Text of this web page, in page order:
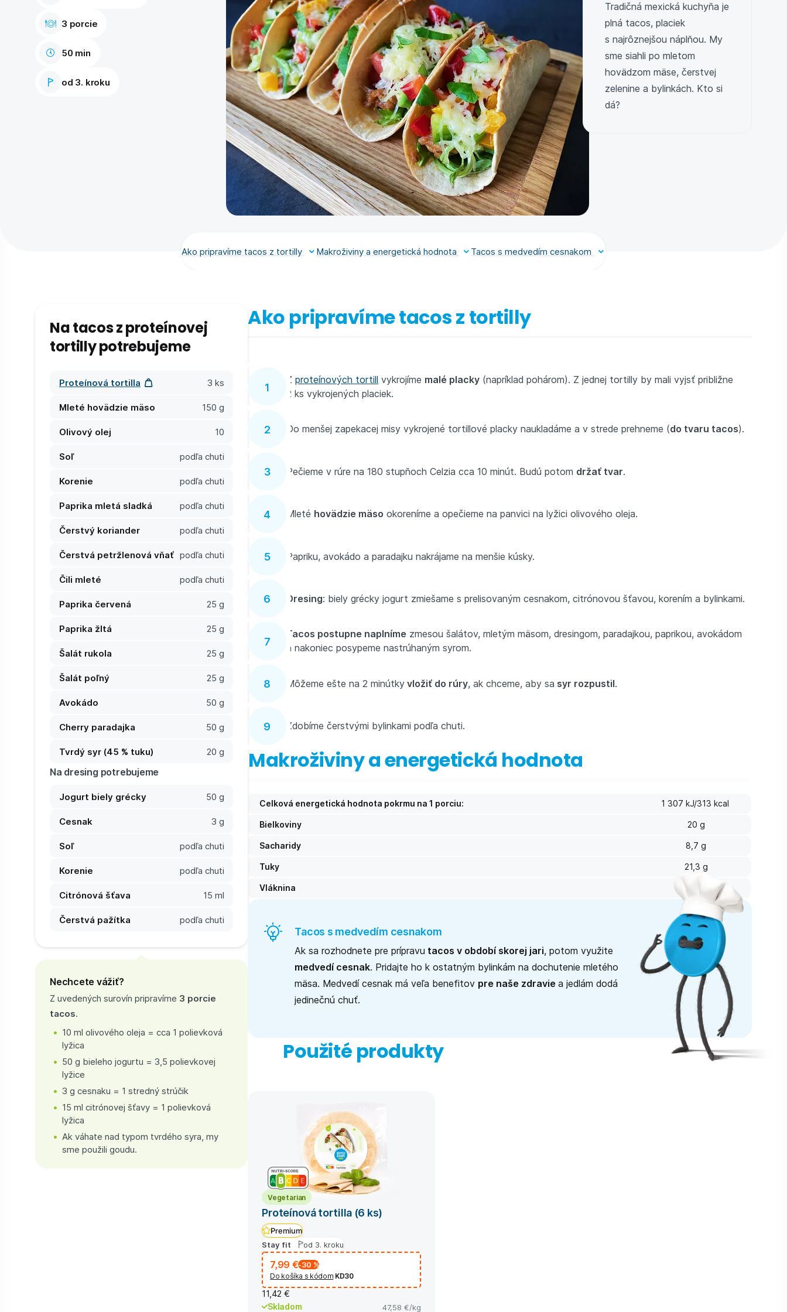
3 porcie
50 min
od 3. kroku
Tradičná mexická kuchyňa je
plná tacos, placiek
s najrôznejšou náplňou. My
sme siahli po mletom
hovädzom mäse, čerstvej
zelenine a bylinkách. Kto si
dá?
Ako pripravíme tacos z tortilly Makroživiny a energetická hodnota Tacos s medvedím cesnakom
Na tacos z proteínovej
tortilly potrebujeme
Proteínová tortilla 3 ks
Mleté hovädzie mäso 150 g
Olivový olej 10
Soľ podľa chuti
Korenie podľa chuti
Paprika mletá sladká podľa chuti
Čerstvý koriander podľa chuti
Čerstvá petržlenová vňať podľa chuti
Čili mleté podľa chuti
Paprika červená 25 g
Paprika žltá 25 g
Šalát rukola 25 g
Šalát poľný 25 g
Avokádo 50 g
Cherry paradajka 50 g
Tvrdý syr (45 % tuku) 20 g
Na dresing potrebujeme
Jogurt biely grécky 50 g
Cesnak 3 g
Soľ podľa chuti
Korenie podľa chuti
Citrónová šťava 15 ml
Čerstvá pažítka podľa chuti
Nechcete vážiť?
Z uvedených surovín pripravíme 3 porcie
tacos.
10 ml olivového oleja = cca 1 polievková
lyžica
50 g bieleho jogurtu = 3,5 polievkovej
lyžice
3 g cesnaku = 1 stredný strúčik
15 ml citrónovej šťavy = 1 polievková
lyžica
Ak váhate nad typom tvrdého syra, my
sme použili goudu.
Ako pripravíme tacos z tortilly
Zproteínových tortill vykrojíme malé placky (napríklad pohárom). Z jednej tortilly by mali vyjsť približne
2 ks vykrojených placiek.
Do menšej zapekacej misy vykrojené tortillové placky naukladáme a v strede prehneme (do tvaru tacos).
Pečieme v rúre na 180 stupňoch Celzia cca 10 minút. Budú potom držať tvar.
Mleté hovädzie mäso okoreníme a opečieme na panvici na lyžici olivového oleja.
Papriku, avokádo a paradajku nakrájame na menšie kúsky.
Dresing: biely grécky jogurt zmiešame s prelisovaným cesnakom, citrónovou šťavou, korením a bylinkami.
Tacos postupne naplníme zmesou šalátov, mletým mäsom, dresingom, paradajkou, paprikou, avokádom
a nakoniec posypeme nastrúhaným syrom.
Môžeme ešte na 2 minútkyvložiť do rúry, ak chceme, aby sa syr rozpustil.
Zdobíme čerstvými bylinkami podľa chuti.
Makroživiny a energetická hodnota
Celková energetická hodnota pokrmu na 1 porciu:
1 307 kJ/313 kcal
Bielkoviny
20 g
Sacharidy
8,7 g
Tuky
21,3 g
Vláknina
10,9 g
Tacos s medvedím cesnakom
Ak sa rozhodnete pre prípravu tacos v období skorej jari, potom využite
medvedí cesnak. Pridajte ho k ostatným bylinkám na dochutenie mletého
mäsa. Medvedí cesnak má veľa benefitov pre naše zdraviea jedlám dodá
jedinečnú chuť.
Použité produkty
Vegetarian
Proteínová tortilla (6 ks)
Premium
Stay fit od 3. kroku
7,99 €-30 %
Do košíka s kódom KD30
11,42 €
Skladom 47,58 €/kg